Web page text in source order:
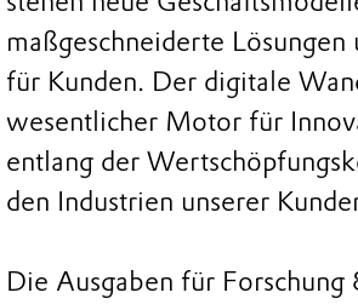
maßgeschneiderte Lösungen
für Kunden. Der digitale
wesentlicher Motor für
entlang der
den Industrien unserer
Die Ausgaben für